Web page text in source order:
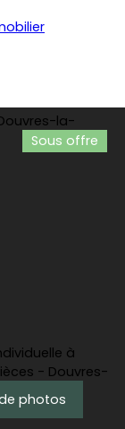
Estimation
Sous offre
photos